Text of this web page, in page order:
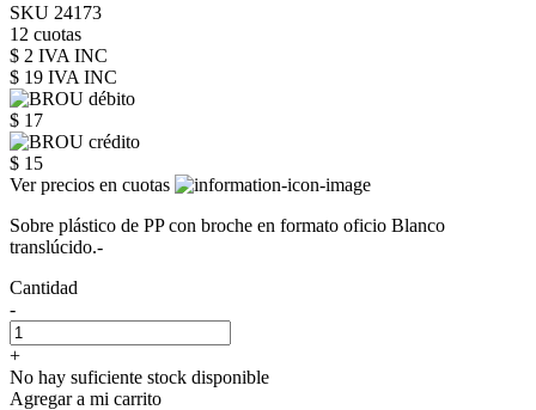
SKU 24173
12 cuotas
$ 2 IVA INC
$ 19 IVA INC
$ 17
$ 15
Ver precios en cuotas
Sobre plástico de PP con broche en formato oficio Blanco
translúcido.-
Cantidad
-
+
No hay suficiente stock disponible
Agregar a mi carrito